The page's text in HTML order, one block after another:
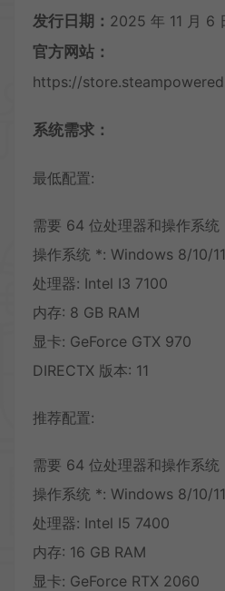
发行日期： 2025 年 11 月 6
官方网站：
https://
系统需求：
最低配置:
需要 64 位处理器和操作系统
操作系统 *: Windows 8/10/11
处理器: Intel I3 7100
内存: 8 GB RAM
显卡: GeForce GTX 970
DIRECTX 版本: 11
推荐配置:
需要 64 位处理器和操作系统
操作系统 *: Windows 8/10/11
处理器: Intel I5 7400
内存: 16 GB RAM
显卡: GeForce RTX 2060